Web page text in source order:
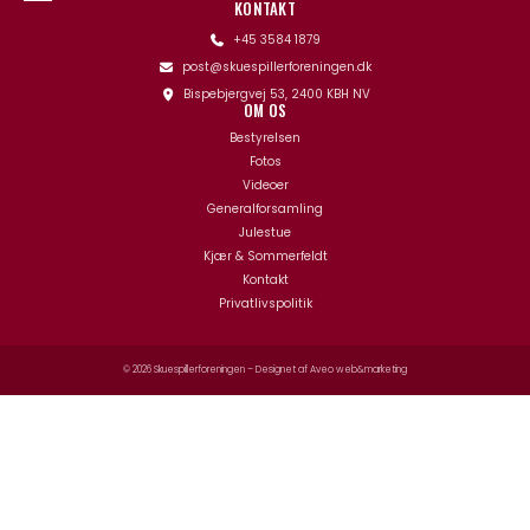
KONTAKT
+45 3584 1879
post@skuespillerforeningen.dk
Bispebjergvej 53, 2400 KBH NV
OM OS
Bestyrelsen
Fotos
Videoer
Generalforsamling
Julestue
Kjær & Sommerfeldt
Kontakt
Privatlivspolitik
© 2026 Skuespillerforeningen – Designet afAveo web&marketing